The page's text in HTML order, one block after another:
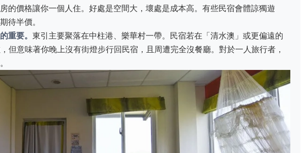
的價格讓你一個人住。好處是空間大，壞處是成本高。有些民宿會體諒獨遊
待半價。
重要。 東引主要聚落在中柱港、樂華村一帶。民宿若在「清水澳」或更偏遠的
但意味著你晚上沒有街燈步行回民宿，且周遭完全沒餐廳。對於一人旅行者，